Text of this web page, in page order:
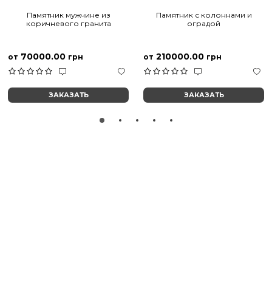
Памятник мужчине из
коричневого гранита
от 70000.00 грн
ЗАКАЗАТЬ
Памятник с колоннами и
оградой
от 210000.00 грн
ЗАКАЗАТЬ